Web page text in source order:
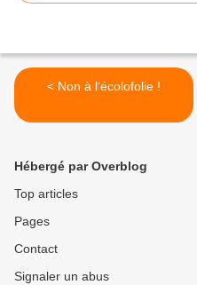
< Non à l‘écolofolie !
Hébergé par Overblog
Top articles
Pages
Contact
Signaler un abus